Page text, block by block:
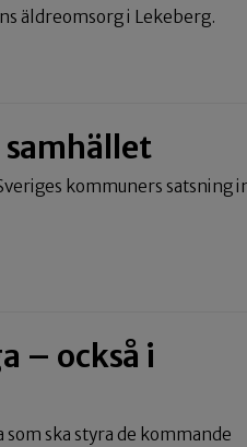
äldreomsorg i Lekeberg.
samhället
kommuners satsning
– också i
ska styra de kommande